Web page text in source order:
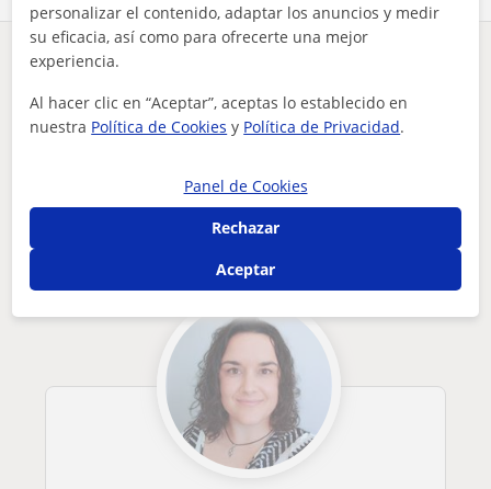
¿Hay algún error en este perfil?
Tus clases particulares
profesora titulada con amplia experiencia. matemáticas, físi...
Otros profesores de Ciencias General en
Algeciras que pueden interesarte
personalizar el contenido, adaptar los anuncios y medir
su eficacia, así como para ofrecerte una mejor
experiencia.
Al hacer clic en “Aceptar”, aceptas lo establecido en
nuestra Política de Cookies y Política de Privacidad.
Panel de Cookies
Rechazar
Aceptar